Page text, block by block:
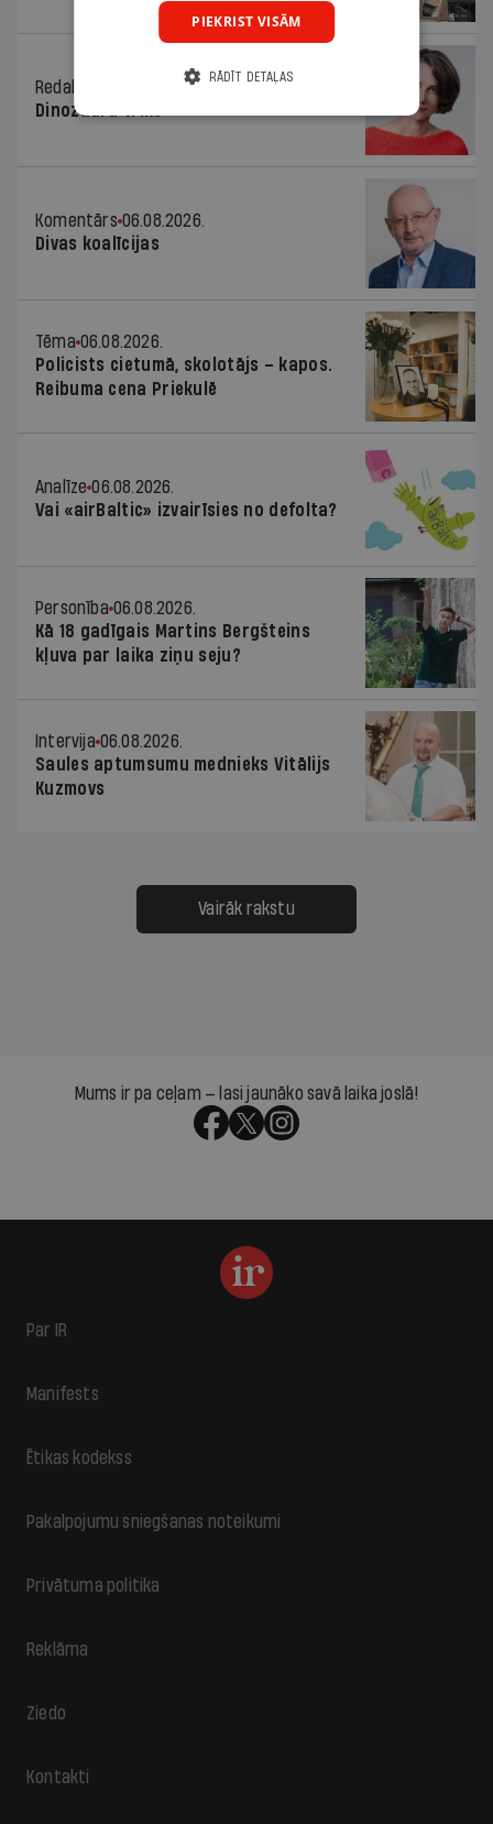
Redaktores sleja
06.08.2026.
Dinozaura triks
Komentārs 06.08.2026.
Divas koalīcijas
Tēma 06.08.2026.
Policists cietumā, skolotājs – kapos.
Reibuma cena Priekulē
Analīze 06.08.2026.
Vai «airBaltic» izvairīsies no defolta?
Personība 06.08.2026.
Kā 18 gadīgais Martins Bergšteins
kļuva par laika ziņu seju?
Intervija 06.08.2026.
Saules aptumsumu mednieks Vitālijs
Kuzmovs
Vairāk rakstu
Mums ir pa ceļam — lasi jaunāko savā laika joslā!
Par IR
Manifests
Ētikas kodekss
Pakalpojumu sniegšanas noteikumi
Privātuma politika
Reklāma
Ziedo
Kontakti
PIEKRIST VISĀM
RĀDĪT DETAĻAS